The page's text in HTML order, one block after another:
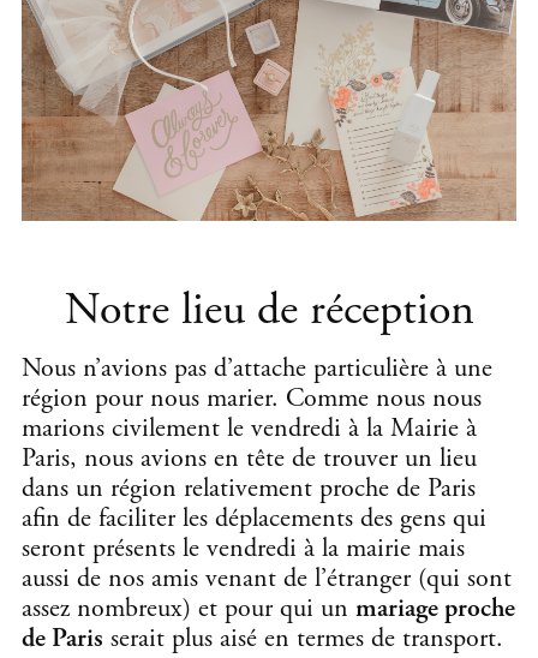
Notre lieu de réception
Nous n’avions pas d’attache particulière à une
région pour nous marier. Comme nous nous
marions civilement le vendredi à la Mairie à
Paris, nous avions en tête de trouver un lieu
dans un région relativement proche de Paris
afin de faciliter les déplacements des gens qui
seront présents le vendredi à la mairie mais
aussi de nos amis venant de l’étranger (qui sont
assez nombreux) et pour qui un mariage proche
de Paris serait plus aisé en termes de transport.